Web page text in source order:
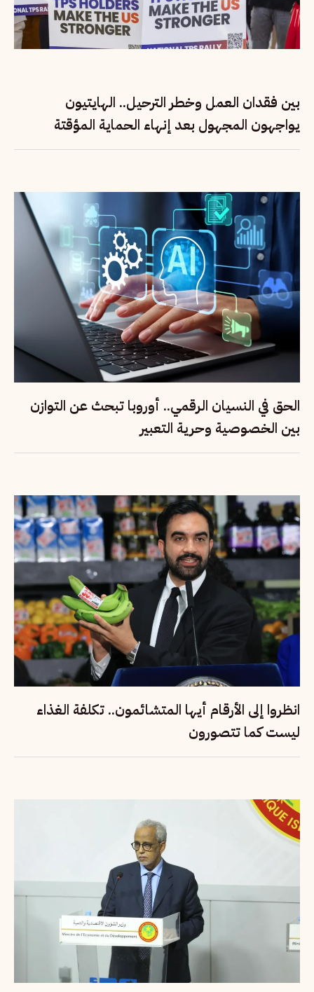
بين فقدان العمل وخطر الترحيل.. الهايتيون
يواجهون المجهول بعد إنهاء الحماية المؤقتة
الحق في النسيان الرقمي.. أوروبا تبحث عن التوازن
بين الخصوصية وحرية التعبير
انظروا إلى الأرقام أيها المتشائمون.. تكلفة الغذاء
ليست كما تتصورون